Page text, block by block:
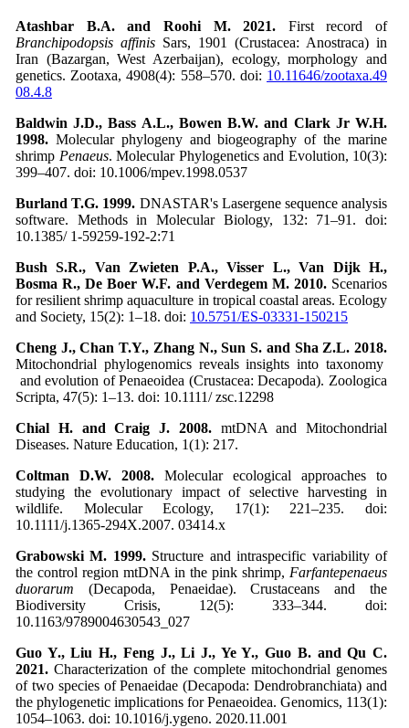
Atashbar B.A. and Roohi M. 2021. First record of
Branchipodopsis affinis Sars, 1901 (Crustacea: Anostraca) in
Iran (Bazargan, West Azerbaijan), ecology, morphology and
genetics. Zootaxa, 4908(4): 558–570. doi: 10.11646/zootaxa.49
08.4.8
Baldwin J.D., Bass A.L., Bowen B.W. and Clark Jr W.H.
1998. Molecular phylogeny and biogeography of the marine
shrimp Penaeus. Molecular Phylogenetics and Evolution, 10(3):
399–407. doi: 10.1006/mpev.1998.0537
Burland T.G. 1999. DNASTAR's Lasergene sequence analysis
software. Methods in Molecular Biology, 132: 71–91. doi:
10.1385/ 1-59259-192-2:71
Bush S.R., Van Zwieten P.A., Visser L., Van Dijk H.,
Bosma R., De Boer W.F. and Verdegem M. 2010. Scenarios
for resilient shrimp aquaculture in tropical coastal areas. Ecology
and Society, 15(2): 1–18. doi: 10.5751/ES-03331-150215
Cheng J., Chan T.Y., Zhang N., Sun S. and Sha Z.L. 2018.
Mitochondrial phylogenomics reveals insights into taxonomy
and evolution of Penaeoidea (Crustacea: Decapoda). Zoologica
Scripta, 47(5): 1–13. doi: 10.1111/ zsc.12298
Chial H. and Craig J. 2008. mtDNA and Mitochondrial
Diseases. Nature Education, 1(1): 217.
Coltman D.W. 2008. Molecular ecological approaches to
studying the evolutionary impact of selective harvesting in
wildlife. Molecular Ecology, 17(1): 221–235. doi:
10.1111/j.1365-294X.2007. 03414.x
Grabowski M. 1999. Structure and intraspecific variability of
the control region mtDNA in the pink shrimp, Farfantepenaeus
duorarum (Decapoda, Penaeidae). Crustaceans and the
Biodiversity Crisis, 12(5): 333–344. doi:
10.1163/9789004630543_027
Guo Y., Liu H., Feng J., Li J., Ye Y., Guo B. and Qu C.
2021. Characterization of the complete mitochondrial genomes
of two species of Penaeidae (Decapoda: Dendrobranchiata) and
the phylogenetic implications for Penaeoidea. Genomics, 113(1):
1054–1063. doi: 10.1016/j.ygeno. 2020.11.001